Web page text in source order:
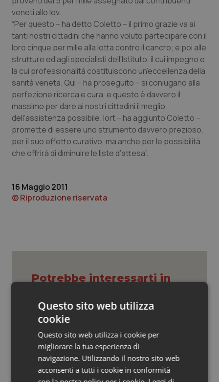
Provincia Autonoma di Trento
Puglia
Sardegna
Sicilia
Toscana
Umbria
Veneto
Ipertensione & Scompenso
Malattie rare
Malattia di Crohn & Rettocolite Ulcerosa
Neuroscienze & patologie neurodegenerative
Obesità
Oftalmologia
Oncoematologia
Quotidiano Oncologia
Quotidiano Pediatria
Rene & patologie urogenitali
veneti allo Iov.
“Per questo – ha detto Coletto – il primo grazie va ai
tanti nostri cittadini che hanno voluto partecipare con il
loro cinque per mille alla lotta contro il cancro; e poi alle
strutture ed agli specialisti dell’Istituto, il cui impegno e
la cui professionalità costituiscono un’eccellenza della
sanità veneta. Qui – ha proseguito – si coniugano alla
perfezione ricerca e cura, e questo è davvero il
massimo per dare ai nostri cittadini il meglio
dell’assistenza possibile. Iort – ha aggiunto Coletto –
promette di essere uno strumento davvero prezioso,
per il suo effetto curativo, ma anche per le possibilità
che offrirà di diminuire le liste d’attesa”.
16 Maggio 2011
© Riproduzione riservata
Potrebbe interessarti in
Settimana della Scienza dello
Spallanzani: capire la ricerca per
comprendere il presente
Regione Lombardia scrive al ministro
Schillaci: “Gli attuali indicatori non
Questo sito web utilizza
cookie
Questo sito web utilizza i cookie per
migliorare la tua esperienza di
navigazione. Utilizzando il nostro sito web
acconsenti a tutti i cookie in conformità